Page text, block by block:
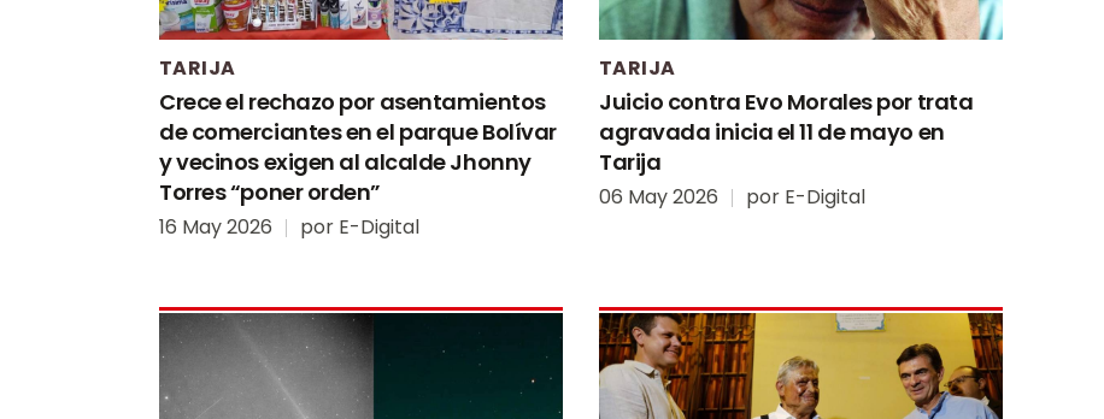
TARIJA
Crece el rechazo por asentamientos
de comerciantes en el parque Bolívar
y vecinos exigen al alcalde Jhonny
Torres “poner orden”
16 May 2026 por E-Digital
TARIJA
Juicio contra Evo Morales por trata
agravada inicia el 11 de mayo en
Tarija
06 May 2026 por E-Digital